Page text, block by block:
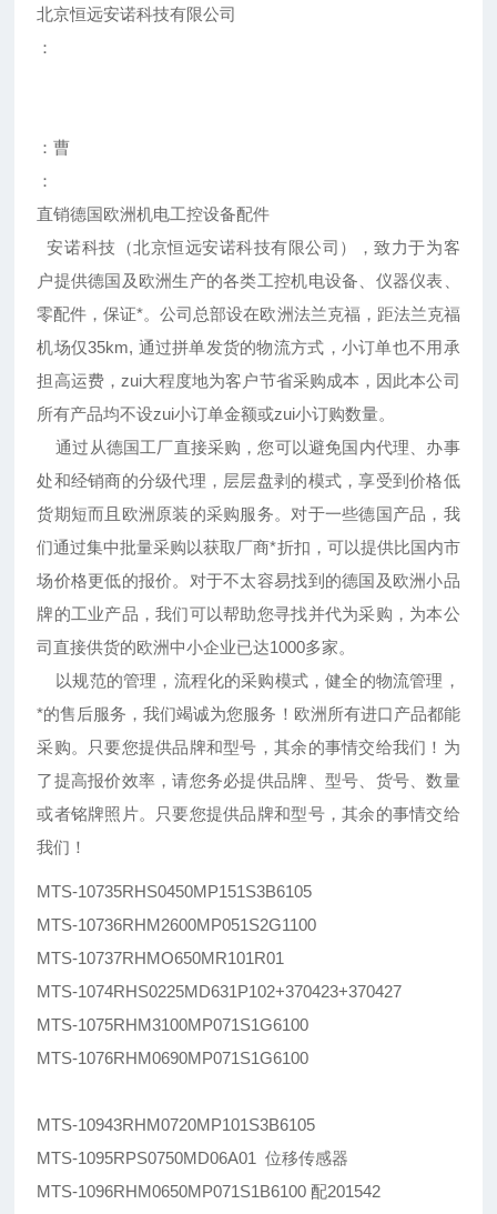
北京恒远安诺科技有限公司
：
：曹
：
直销德国欧洲机电工控设备配件
安诺科技（北京恒远安诺科技有限公司），致力于为客
户提供德国及欧洲生产的各类工控机电设备、仪器仪表、
零配件，保证*。公司总部设在欧洲法兰克福，距法兰克福
机场仅35km, 通过拼单发货的物流方式，小订单也不用承
担高运费，zui大程度地为客户节省采购成本，因此本公司
所有产品均不设zui小订单金额或zui小订购数量。
通过从德国工厂直接采购，您可以避免国内代理、办事
处和经销商的分级代理，层层盘剥的模式，享受到价格低
货期短而且欧洲原装的采购服务。对于一些德国产品，我
们通过集中批量采购以获取厂商*折扣，可以提供比国内市
场价格更低的报价。对于不太容易找到的德国及欧洲小品
牌的工业产品，我们可以帮助您寻找并代为采购，为本公
司直接供货的欧洲中小企业已达1000多家。
以规范的管理，流程化的采购模式，健全的物流管理，
*的售后服务，我们竭诚为您服务！欧洲所有进口产品都能
采购。只要您提供品牌和型号，其余的事情交给我们！为
了提高报价效率，请您务必提供品牌、型号、货号、数量
或者铭牌照片。只要您提供品牌和型号，其余的事情交给
我们！
MTS-10735RHS0450MP151S3B6105
MTS-10736RHM2600MP051S2G1100
MTS-10737RHMO650MR101R01
MTS-1074RHS0225MD631P102+370423+370427
MTS-1075RHM3100MP071S1G6100
MTS-1076RHM0690MP071S1G6100
MTS-10943RHM0720MP101S3B6105
MTS-1095RPS0750MD06A01 位移传感器
MTS-1096RHM0650MP071S1B6100 配201542